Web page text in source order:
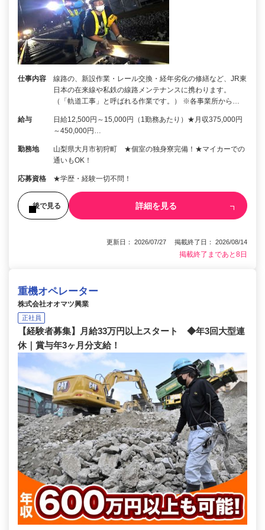
仕事内容
線路の、新設作業・レール交換・経年劣化の修繕など、JR東
日本の在来線や私鉄の線路メンテナンスに携わります。
（「軌道工事」と呼ばれる作業です。） ※各事業所から…
給与
日給12,500円～15,000円（1勤務あたり）★月収375,000円
～450,000円…
勤務地
山梨県大月市初狩町 ★個室の独身寮完備！★マイカーでの
通いもOK！
応募資格 ★学歴・経験一切不問！
後で見る 詳細を見る
更新日： 2026/07/27 掲載終了日： 2026/08/14
掲載終了まであと8日
重機オペレーター
株式会社オオマツ興業
正社員
【経験者募集】月給33万円以上スタート ◆年3回大型連
休｜賞与年3ヶ月分支給！